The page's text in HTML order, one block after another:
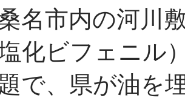
名市内の河川
化ビフェニル
で、県が油を